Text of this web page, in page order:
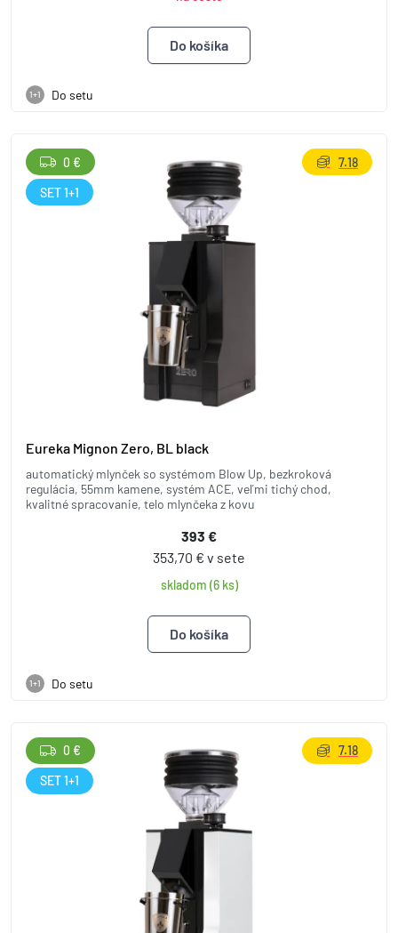
1+1 Do setu
Eureka Mignon Zero, BL black
automatický mlynček so systémom Blow Up, bezkroková
regulácia, 55mm kamene, systém ACE, veľmi tichý chod,
kvalitné spracovanie, telo mlynčeka z kovu
393 €
353,70 € v sete
skladom (6 ks)
1+1 Do setu
0 €
SET 1+1
7.18
0 €
SET 1+1
7.18